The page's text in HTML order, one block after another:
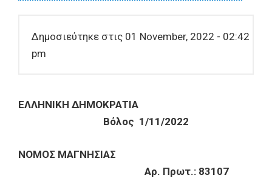
Δημοσιεύτηκε στις 01 November, 2022 - 02:42
pm
ΕΛΛΗΝΙΚΗ ΔΗΜΟΚΡΑΤΙΑ
Βόλος 1/11/2022
ΝΟΜΟΣ ΜΑΓΝΗΣΙΑΣ
Αρ. Πρωτ.: 83107